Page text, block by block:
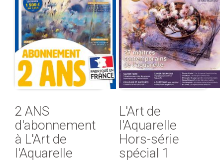
2 ANS
d'abonnement
à L'Art de
l'Aquarelle
L'Art de
l'Aquarelle
Hors-série
spécial 1